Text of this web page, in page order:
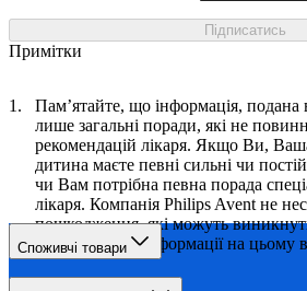
Підписатись
Примітки
Пам’ятайте, що інформація, подана
лише загальні поради, які не
рекомендацій лікаря. Якщо Ви,
дитина маєте певні сильні чи
чи Вам потрібна певна порада
лікаря. Компанія Philips Avent не
пошкодження, які можуть
використання інформації на цьому
Споживчі товари